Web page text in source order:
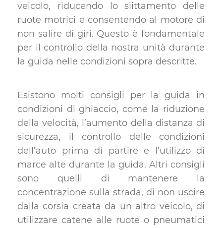
veicolo, riducendo lo slittamento delle
ruote motrici e consentendo al motore di
non salire di giri. Questo è fondamentale
per il controllo della nostra unità durante
la guida nelle condizioni sopra descritte.
Esistono molti consigli per la guida in
condizioni di ghiaccio, come la riduzione
della velocità, l’aumento della distanza di
sicurezza, il controllo delle condizioni
dell’auto prima di partire e l’utilizzo di
marce alte durante la guida. Altri consigli
sono quelli di mantenere la
concentrazione sulla strada, di non uscire
dalla corsia creata da un altro veicolo, di
utilizzare catene alle ruote o pneumatici